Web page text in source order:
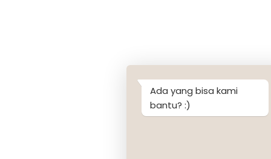
Ada yang bisa kami
bantu? :)